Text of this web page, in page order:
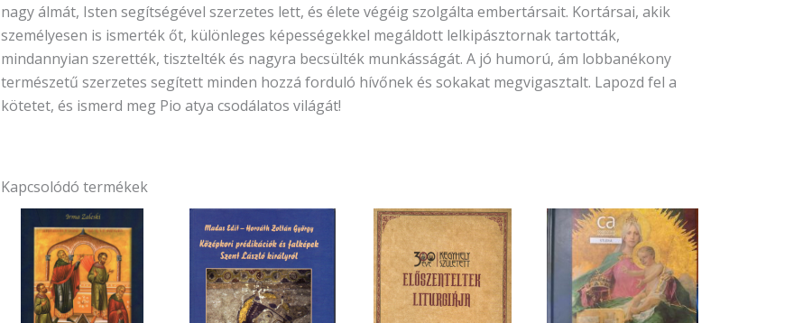
nagy álmát, Isten segítségével szerzetes lett, és élete végéig szolgálta embertársait. Kortársai, akik
személyesen is ismerték őt, különleges képességekkel megáldott lelkipásztornak tartották,
mindannyian szerették, tisztelték és nagyra becsülték munkásságát. A jó humorú, ám lobbanékony
természetű szerzetes segített minden hozzá forduló hívőnek és sokakat megvigasztalt. Lapozd fel a
kötetet, és ismerd meg Pio atya csodálatos világát!
Kapcsolódó termékek